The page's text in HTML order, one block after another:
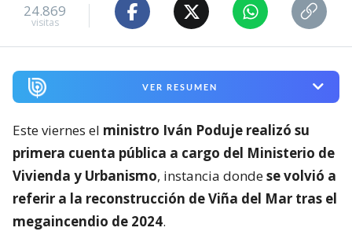
24.869
visitas
VER RESUMEN
Este viernes el ministro Iván Poduje realizó su
primera cuenta pública a cargo del Ministerio de
Vivienda y Urbanismo, instancia dondese volvió a
referir a la reconstrucción de Viña del Mar tras el
megaincendio de 2024.